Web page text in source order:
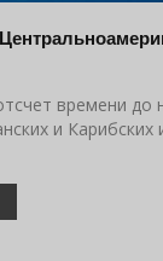
времени до
и Карибских